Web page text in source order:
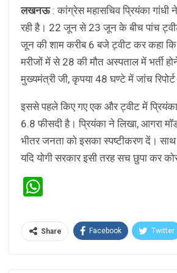
लखनऊ: कांग्रेस महासचिव प्रियंका गांधी
रही है। 22 जून से 23 जून के बीच पांच
जून की शाम करीब 6 बजे ट्वीट कर कहा कि
मरीजों में से 28 की मौत अस्पताल में भर्ती
मुख्यमंत्री जी, कृपया 48 घण्टे में जांच
इससे पहले किए गए एक और ट्वीट में प्रियंका
6.8 फीसदी है। प्रियंका ने लिखा, आगरा
भीतर जनता को इसका स्पष्टीकरण दें। साथ
यदि योगी सरकार इसी तरह सच छुपा कर
Share Facebook Twitter